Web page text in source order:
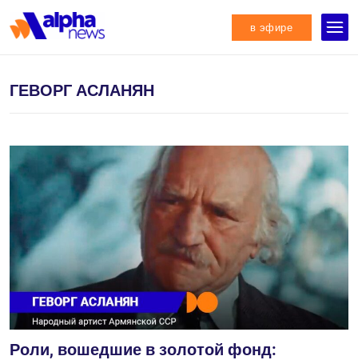
в эфире
ГЕВОРГ АСЛАНЯН
Роли, вошедшие в золотой фонд: